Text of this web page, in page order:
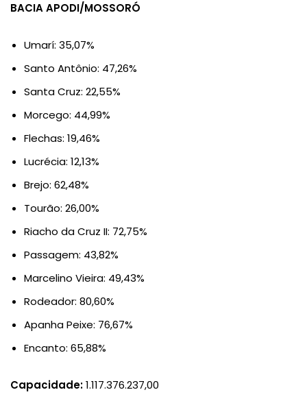
BACIA APODI/MOSSORÓ
Umarí: 35,07%
Santo Antônio: 47,26%
Santa Cruz: 22,55%
Morcego: 44,99%
Flechas: 19,46%
Lucrécia: 12,13%
Brejo: 62,48%
Tourão: 26,00%
Riacho da Cruz II: 72,75%
Passagem: 43,82%
Marcelino Vieira: 49,43%
Rodeador: 80,60%
Apanha Peixe: 76,67%
Encanto: 65,88%
Capacidade:1.117.376.237,00